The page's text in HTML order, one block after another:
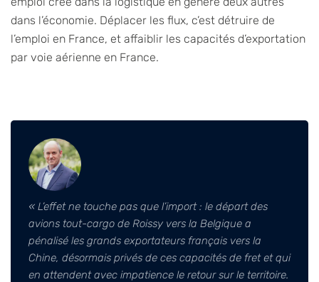
dans l’économie. Déplacer les flux, c’est détruire de
l’emploi en France, et affaiblir les capacités d’exportation
par voie aérienne en France.
« L’effet ne touche pas que l’import : le départ des
avions tout-cargo de Roissy vers la Belgique a
pénalisé les grands exportateurs français vers la
Chine, désormais privés de ces capacités de fret et qui
en attendent avec impatience le retour sur le territoire.